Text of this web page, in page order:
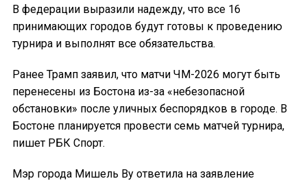
В федерации выразили надежду, что все 16
принимающих городов будут готовы к проведению
турнира и выполнят все обязательства.
Ранее Трамп заявил, что матчи ЧМ-2026 могут быть
перенесены из Бостона из-за «небезопасной
обстановки» после уличных беспорядков в городе. В
Бостоне планируется провести семь матчей турнира,
пишет РБК Спорт.
Мэр города Мишель Ву ответила на заявление